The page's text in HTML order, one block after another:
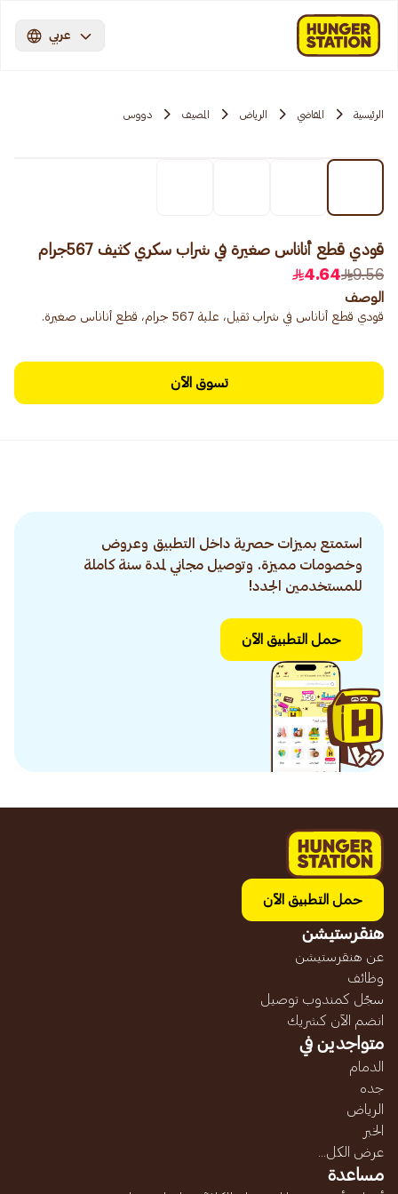
عربي
الرئيسية المقاضي الرياض المصيف دووس
قودي قطع أناناس صغيرة في شراب سكري كثيف 567جرام
9.56
4.64
الوصف
قودي قطع أناناس في شراب ثقيل، علبة 567 جرام، قطع أناناس صغيرة.
تسوق الآن
استمتع بميزات حصرية داخل التطبيق وعروض
وخصومات مميزة. وتوصيل مجاني لمدة سنة كاملة
للمستخدمين الجدد!
حمل التطبيق الآن
حمل التطبيق الآن
هنقرستيشن
عن هنقرستيشن
وظائف
سجّل كمندوب توصيل
انضم الآن كشريك
متواجدين في
الدمام
جده
الرياض
الخبر
عرض الكل...
مساعدة